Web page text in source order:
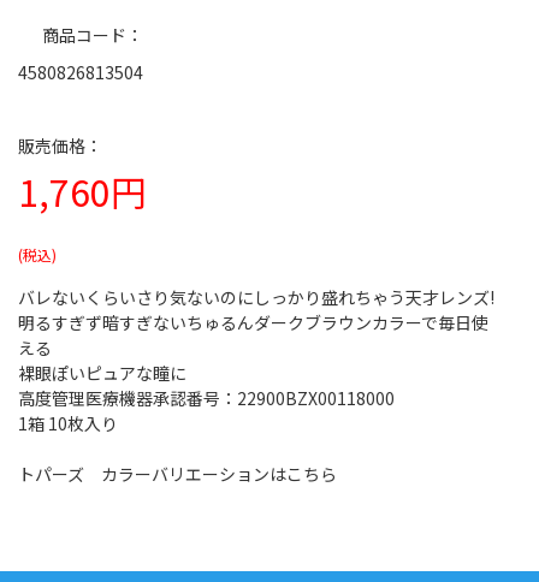
1,760円
商品コード
4580826813504
バレないくらいさり気ないのにしっかり盛れちゃう天才レンズ!
明るすぎず暗すぎないちゅるんダークブラウンカラーで毎日使
える
裸眼ぽいピュアな瞳に
高度管理医療機器承認番号：22900BZX00118000
1箱 10枚入り
トパーズ カラーバリエーションはこちら